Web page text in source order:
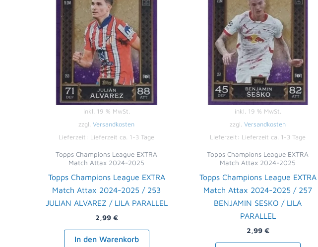
inkl. 19 % MwSt.
zzgl. Versandkosten
Lieferzeit: Lieferzeit ca. 1-3 Tage
Topps Champions League EXTRA
Match Attax 2024-2025
Topps Champions League EXTRA
Match Attax 2024-2025 / 253
JULIAN ALVAREZ / LILA PARALLEL
2,99 €
In den Warenkorb
inkl. 19 % MwSt.
zzgl. Versandkosten
Lieferzeit: Lieferzeit ca. 1-3 Tage
Topps Champions League EXTRA
Match Attax 2024-2025
Topps Champions League EXTRA
Match Attax 2024-2025 / 257
BENJAMIN SESKO / LILA
PARALLEL
2,99 €